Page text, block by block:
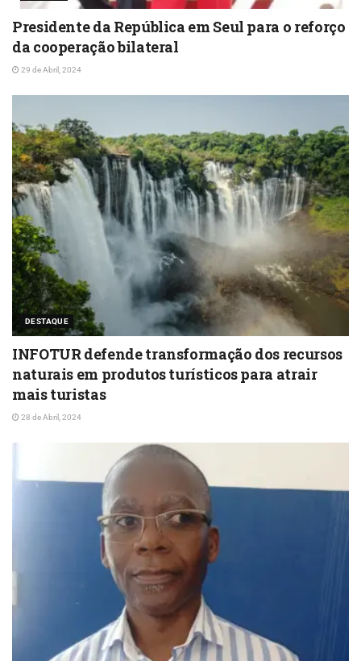
Presidente da República em Seul para o reforço
da cooperação bilateral
29 de Abril, 2024
DESTAQUE
INFOTUR defende transformação dos recursos
naturais em produtos turísticos para atrair
mais turistas
28 de Abril, 2024